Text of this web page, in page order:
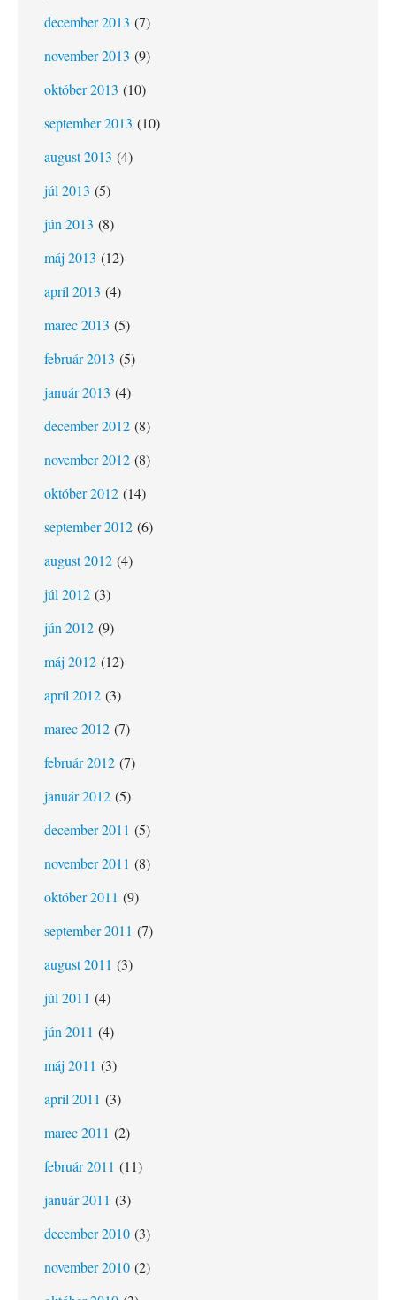
december 2013 (7)
november 2013 (9)
október 2013 (10)
september 2013 (10)
august 2013 (4)
júl 2013 (5)
jún 2013 (8)
máj 2013 (12)
apríl 2013 (4)
marec 2013 (5)
február 2013 (5)
január 2013 (4)
december 2012 (8)
november 2012 (8)
október 2012 (14)
september 2012 (6)
august 2012 (4)
júl 2012 (3)
jún 2012 (9)
máj 2012 (12)
apríl 2012 (3)
marec 2012 (7)
február 2012 (7)
január 2012 (5)
december 2011 (5)
november 2011 (8)
október 2011 (9)
september 2011 (7)
august 2011 (3)
júl 2011 (4)
jún 2011 (4)
máj 2011 (3)
apríl 2011 (3)
marec 2011 (2)
február 2011 (11)
január 2011 (3)
december 2010 (3)
november 2010 (2)